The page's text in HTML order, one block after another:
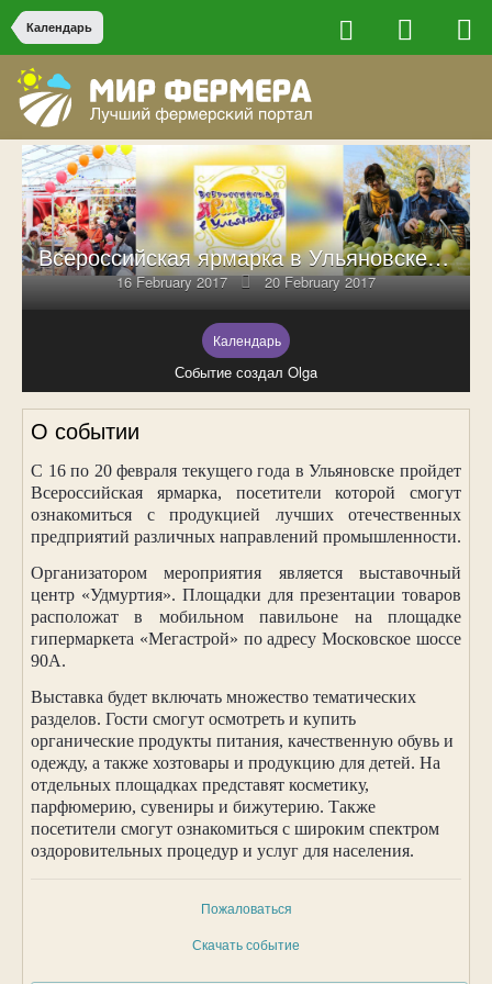
Календарь
Всероссийская ярмарка в Ульяновске-2017
16 February 2017 20 February 2017
Календарь
Событие создал Olga
О событии
С 16 по 20 февраля текущего года в Ульяновске пройдет
Всероссийская ярмарка, посетители которой смогут
ознакомиться с продукцией лучших отечественных
предприятий различных направлений промышленности.
Организатором мероприятия является выставочный
центр «Удмуртия». Площадки для презентации товаров
расположат в мобильном павильоне на площадке
гипермаркета «Мегастрой» по адресу Московское шоссе
90А.
Выставка будет включать множество тематических
разделов. Гости смогут осмотреть и купить
органические продукты питания, качественную обувь и
одежду, а также хозтовары и продукцию для детей. На
отдельных площадках представят косметику,
парфюмерию, сувениры и бижутерию. Также
посетители смогут ознакомиться с широким спектром
оздоровительных процедур и услуг для населения.
Пожаловаться
Скачать событие